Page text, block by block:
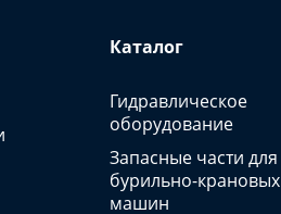
Каталог
Гидравлическое
оборудование
Запасные части для
бурильно-крановых
машин